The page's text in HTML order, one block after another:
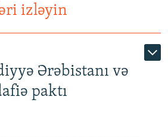
izləyin
Ərəbistanı və
paktı